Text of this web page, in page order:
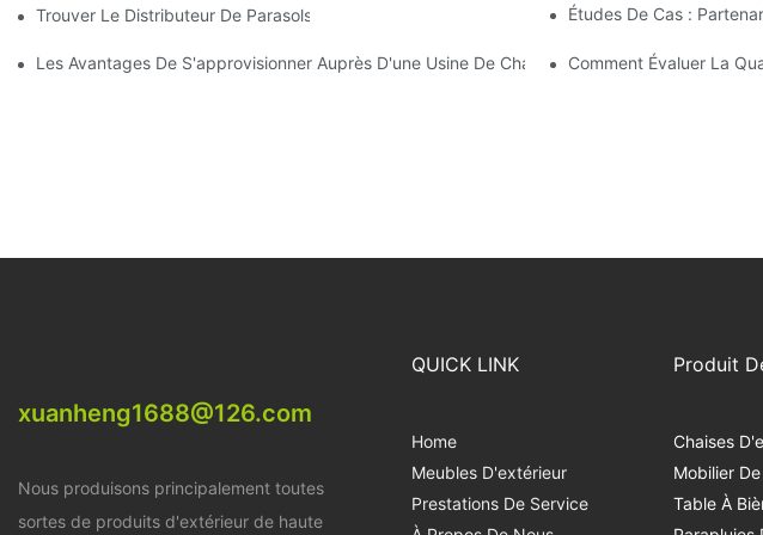
Trouver Le Distributeur De Parasols De Plage Idéal Pour Votre EntrepriseÉtudes De Cas :
Les Avantages De S'approvisionner Auprès D'une Usine De Chaises Longues D'extérieur
Comment Évaluer La
xuanheng1688@126.com
Nous produisons principalement toutes
sortes de produits d'extérieur de haute
QUICK LINK
Home
Meubles D'extérieur
Prestations De Service
Produit
Chaises
Mobilier
Table À